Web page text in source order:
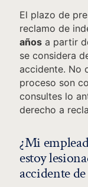
El plazo de
reclamo de
años a partir
se considera
accidente. No
proceso son
consultes lo
derecho a
¿Mi
estoy
accidente